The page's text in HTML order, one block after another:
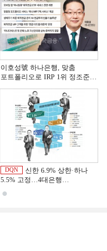
이호성號 하나은행, 맞춤
포트폴리오로 IRP 1위 정조준
DQN
신한 6.9% 상한·하나
5.5% 고정…4대은행